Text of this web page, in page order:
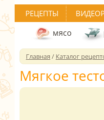
РЕЦЕПТЫ
мясо
Главная / Каталог
Мягкое